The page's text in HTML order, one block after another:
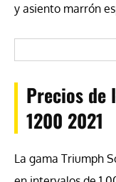
y asiento marrón
Precios de
1200 2021
La gama Triumph